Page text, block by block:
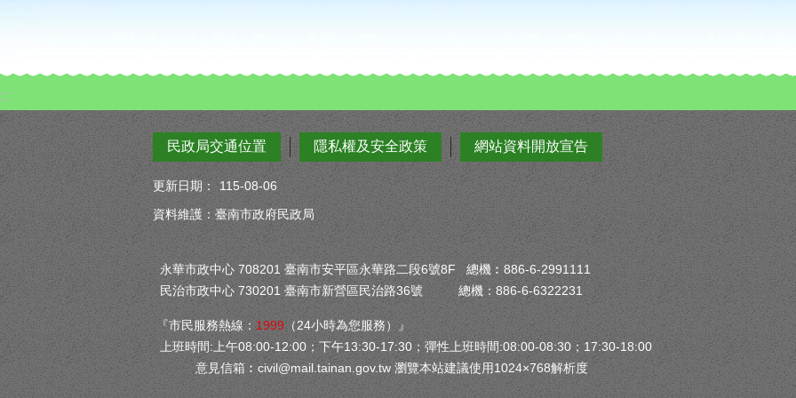
:::
民政局交通位置 隱私權及安全政策 網站資料開放宣告
更新日期：
115-08-06
資料維護：臺南市政府民政局
永華市政中心 708201 臺南市安平區永華路二段6號8F 總機︰886-6-2991111
民治市政中心 730201 臺南市新營區民治路36號 總機：886-6-6322231
『市民服務熱線： 1999 （24小時為您服務）』
上班時間:上午08:00-12:00；下午13:30-17:30；彈性上班時間:08:00-08:30；17:30-18:00
意見信箱︰ civil@mail.tainan.gov.tw 瀏覽本站建議使用1024×768解析度